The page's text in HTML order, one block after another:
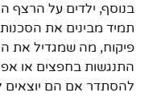
בנוסף, ילדים על הרצף
תמיד מבינים את
פיקוח, מה שמגדיל את
התנגשות בחפצים או
להסתדר אם הם יוצאים